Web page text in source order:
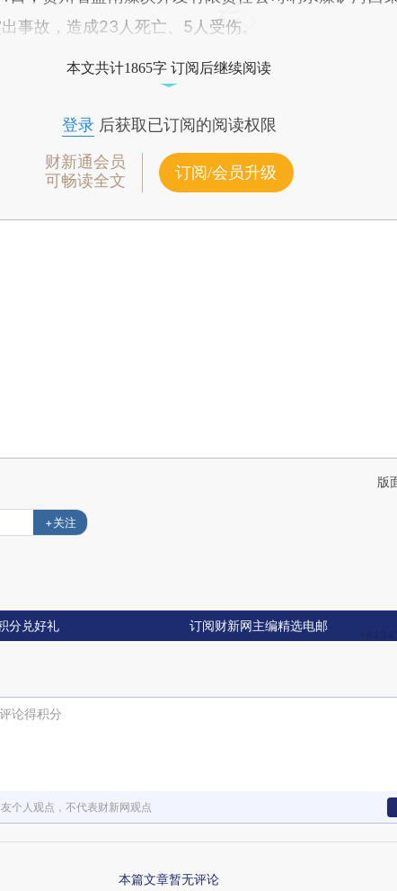
事故，造成23人死亡、5人受伤。
本文共计1865字 订阅后继续阅读
登录后获取已订阅的阅读权限
财新通会员
可畅读全文
订阅/会员升级
版
+关注
分兑好礼 订阅财新网主编精选电邮
论得积分
个人观点，不代表财新网观点
本篇文章暂无评论